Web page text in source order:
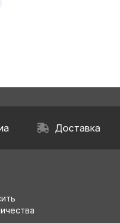
Доставка